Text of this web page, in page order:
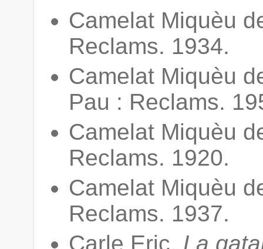
Camelat Miquèu
Reclams. 1934.
Camelat Miquèu
Pau : Reclams.
Camelat Miquèu
Reclams. 1920.
Camelat Miquèu
Reclams. 1937.
Carle Eric, La